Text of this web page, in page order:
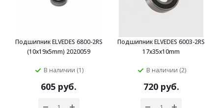
Подшипник ELVEDES 6800-2RS
(10x19x5mm) 2020059
В наличии (1)
605 руб.
Подшипник ELVEDES 6003-2RS
17х35х10mm
В наличии (2)
720 руб.